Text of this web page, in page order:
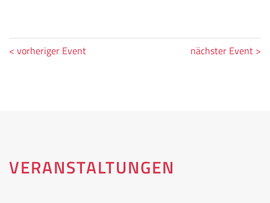
< vorheriger Event nächster Event >
VERANSTALTUNGEN